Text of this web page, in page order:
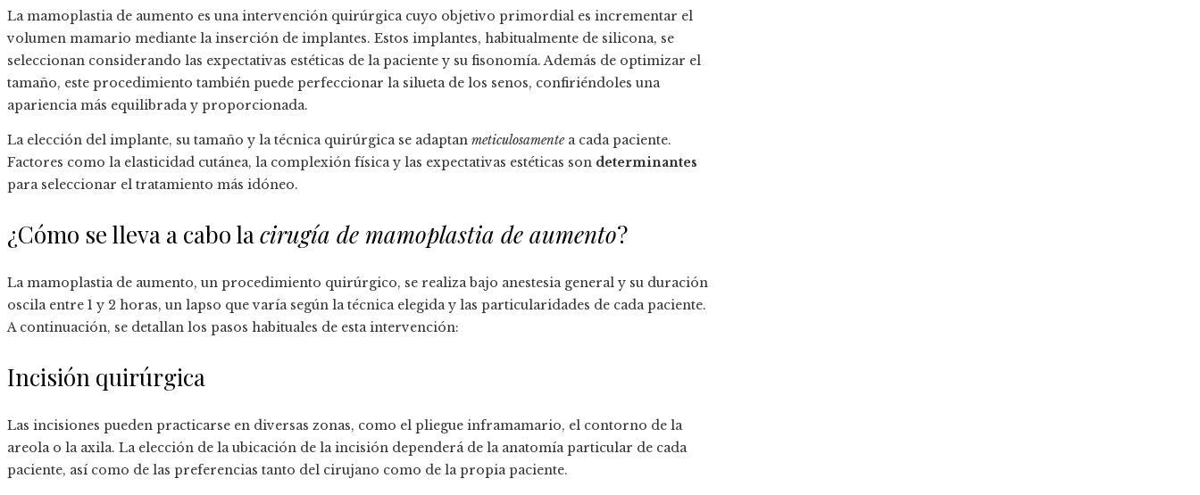
La mamoplastia de aumento es una intervención quirúrgica cuyo objetivo primordial es incrementar el
volumen mamario mediante la inserción de implantes. Estos implantes, habitualmente de silicona, se
seleccionan considerando las expectativas estéticas de la paciente y su fisonomía. Además de optimizar el
tamaño, este procedimiento también puede perfeccionar la silueta de los senos, confiriéndoles una
apariencia más equilibrada y proporcionada.
La elección del implante, su tamaño y la técnica quirúrgica se adaptan meticulosamentea cada paciente.
Factores como la elasticidad cutánea, la complexión física y las expectativas estéticas son determinantes
para seleccionar el tratamiento más idóneo.
¿Cómo se lleva a cabo lacirugía de mamoplastia de aumento?
La mamoplastia de aumento, un procedimiento quirúrgico, se realiza bajo anestesia general y su duración
oscila entre 1 y 2 horas, un lapso que varía según la técnica elegida y las particularidades de cada paciente.
A continuación, se detallan los pasos habituales de esta intervención:
Incisión quirúrgica
Las incisiones pueden practicarse en diversas zonas, como el pliegue inframamario, el contorno de la
areola o la axila. La elección de la ubicación de la incisión dependerá de la anatomía particular de cada
paciente, así como de las preferencias tanto del cirujano como de la propia paciente.